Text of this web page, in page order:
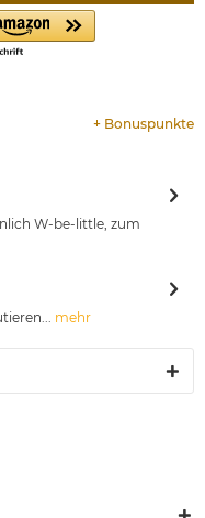
+ Bonuspunkte
W-be-little, zum
mehr